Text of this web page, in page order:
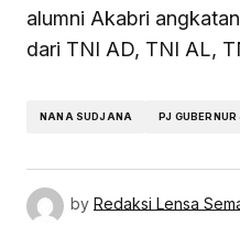
alumni Akabri
dari TNI AD, TNI AL,
NANA SUDJANA PJ
by Redaksi Lensa